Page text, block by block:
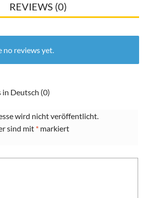
REVIEWS (0)
no reviews yet.
in Deutsch (0)
wird nicht veröffentlicht.
sind mit * markiert